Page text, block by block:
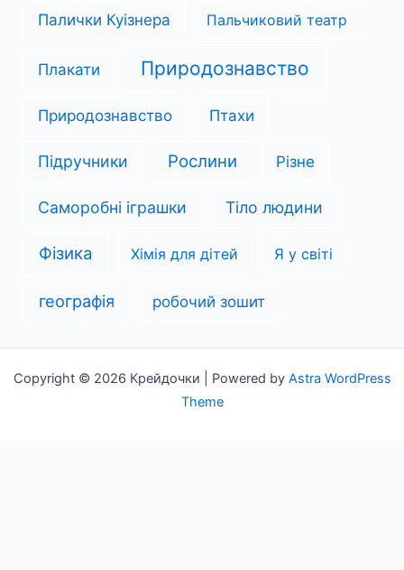
Палички Куізнера Пальчиковий театр
Плакати Природознавство
Природознавство Птахи
Підручники Рослини Різне
Саморобні іграшки Тіло людини
Фізика Хімія для дітей Я у світі
географія робочий зошит
Copyright © 2026 Крейдочки | Powered by Astra WordPress
Theme